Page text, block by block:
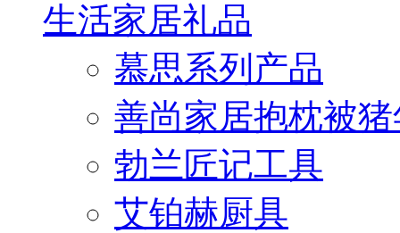
生活家居礼品
慕思系列产品
善尚家居抱枕被
勃兰匠记工具
艾铂赫厨具